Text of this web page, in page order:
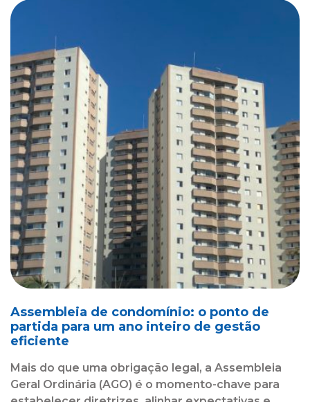
Assembleia de condomínio: o ponto de
partida para um ano inteiro de gestão
eficiente
Mais do que uma obrigação legal, a Assembleia
Geral Ordinária (AGO) é o momento-chave para